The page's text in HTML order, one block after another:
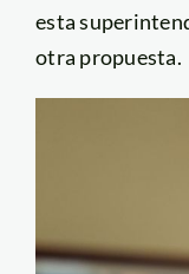
esta
otra propuesta.